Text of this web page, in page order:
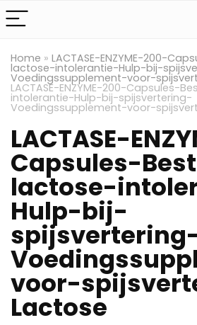
Home » LACTASE-ENZYME-200-
lactose-intolerantie-Hulp-bij-
Voedingssupplement-voor-
LACTASE-ENZYME-200-Capsules-
intolerantie-Hulp-bij-spijsvertering-
Voedingssupplement-voor-
LACTASE-
Capsules-
lactose-
Hulp-bij-
voor-
Lactose